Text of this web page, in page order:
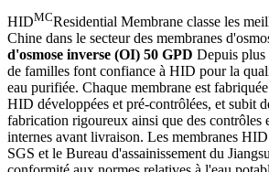
HIDMCResidential Membrane classe les
Chine dans le secteur des membranes
d'osmose inverse (OI) 50 GPD Depuis plus
de familles font confiance à HID pour la
eau purifiée. Chaque membrane est
HID développées et pré-contrôlées, et subit
fabrication rigoureux ainsi que des contrôles
internes avant livraison. Les membranes
SGS et le Bureau d'assainissement du